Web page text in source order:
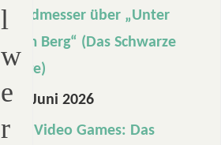
l
w
e
r
Landmesser über „Unter
dem Berg“ (Das Schwarze
Auge)
12. Juni 2026
Die Video Games: Das